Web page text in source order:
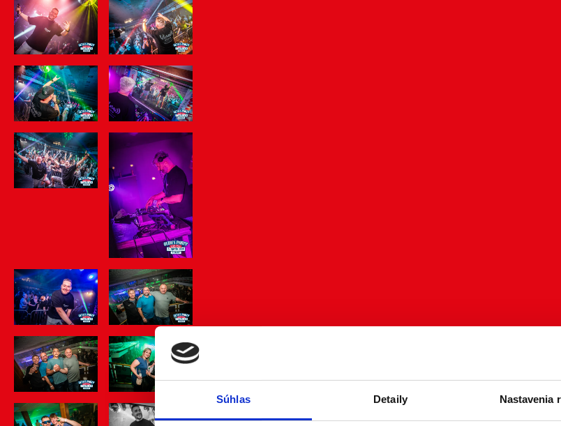
Súhlas Detaily Nastavenia